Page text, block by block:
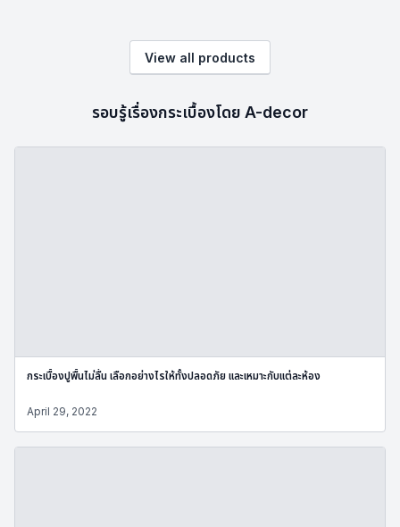
View all products
รอบรู้เรื่องกระเบื้องโดย A-decor
กระเบื้องปูพื้นไม่ลื่น เลือกอย่างไรให้ทั้งปลอดภัย และเหมาะกับแต่ละห้อง
April 29, 2022